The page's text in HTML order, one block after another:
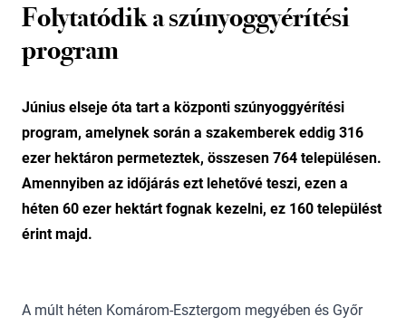
Folytatódik a szúnyoggyérítési
program
Június elseje óta tart a központi szúnyoggyérítési
program, amelynek során a szakemberek eddig 316
ezer hektáron permeteztek, összesen 764 településen.
Amennyiben az időjárás ezt lehetővé teszi, ezen a
héten 60 ezer hektárt fognak kezelni, ez 160 települést
érint majd.
A múlt héten Komárom-Esztergom megyében és Győr